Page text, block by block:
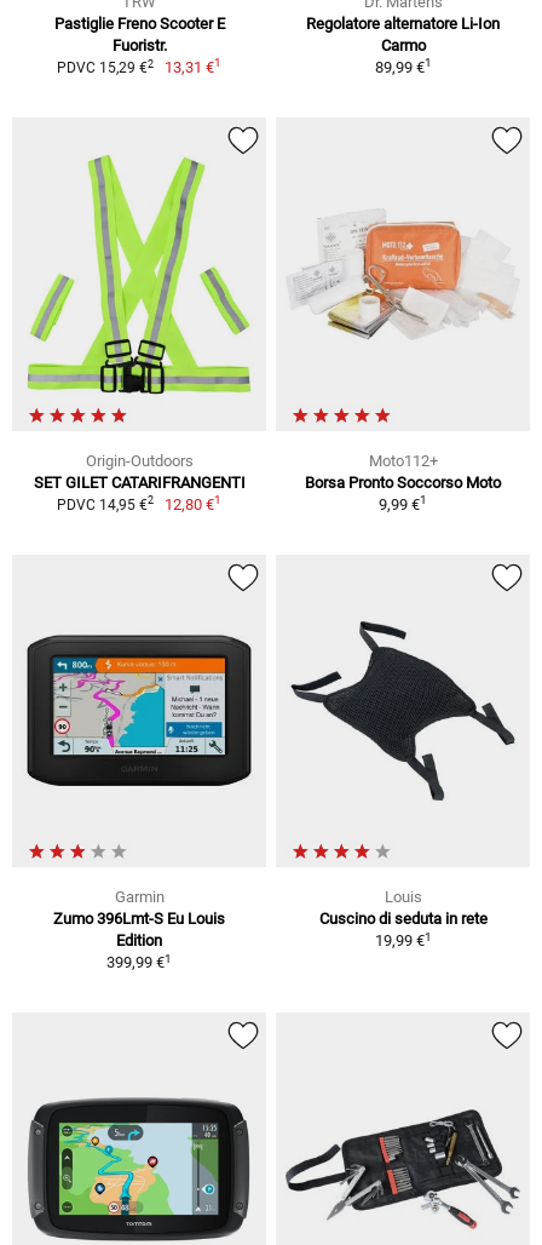
Pastiglie Freno Scooter E
Fuoristr.
PDVC 15,29 €2 13,31 €1
Regolatore alternatore Li-Ion
Carmo
89,99 €1
Origin-Outdoors
SET GILET CATARIFRANGENTI
PDVC 14,95 €2 12,80 €1
Moto112+
Borsa Pronto Soccorso Moto
9,99 €1
Garmin
Zumo 396Lmt-S Eu Louis
Edition
399,99 €1
Louis
Cuscino di seduta in rete
19,99 €1